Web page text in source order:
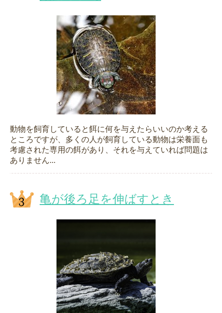
動物を飼育していると餌に何を与えたらいいのか考える
ところですが、多くの人が飼育している動物は栄養面も
考慮された専用の餌があり、それを与えていれば問題は
ありません...
亀が後ろ足を伸ばすとき